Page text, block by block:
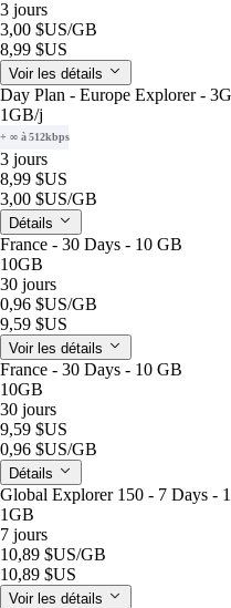
3 jours
3,00 $US/GB
8,99 $US
Voir les détails
Day Plan - Europe Explorer -
1GB/j
+ ∞ à 512kbps
3 jours
8,99 $US
3,00 $US/GB
Détails
France - 30 Days - 10 GB
10GB
30 jours
0,96 $US/GB
9,59 $US
Voir les détails
France - 30 Days - 10 GB
10GB
30 jours
9,59 $US
0,96 $US/GB
Détails
Global Explorer 150 - 7 Days -
1GB
7 jours
10,89 $US/GB
10,89 $US
Voir les détails